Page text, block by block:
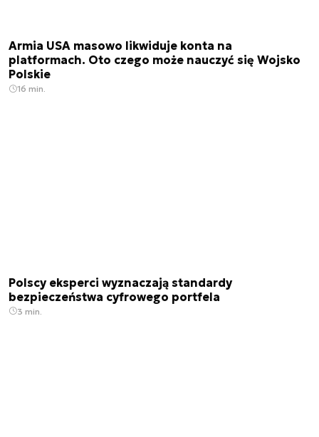
Armia USA masowo likwiduje konta na
platformach. Oto czego może nauczyć się Wojsko
Polskie
16 min.
Polscy eksperci wyznaczają standardy
bezpieczeństwa cyfrowego portfela
3 min.